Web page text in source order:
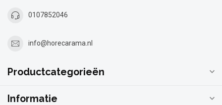
0107852046
info@horecarama.nl
Productcategorieën
Informatie